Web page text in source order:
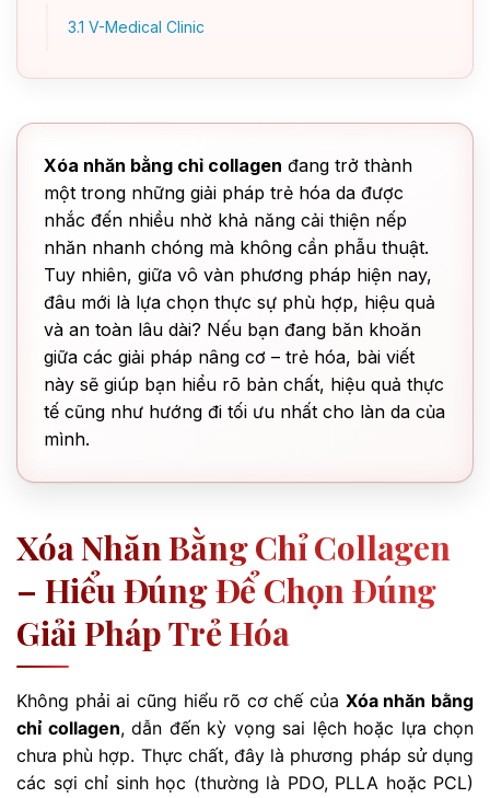
3.1 V-Medical Clinic
Xóa nhăn bằng chỉ collagen đang trở thành
một trong những giải pháp trẻ hóa da được
nhắc đến nhiều nhờ khả năng cải thiện nếp
nhăn nhanh chóng mà không cần phẫu thuật.
Tuy nhiên, giữa vô vàn phương pháp hiện nay,
đâu mới là lựa chọn thực sự phù hợp, hiệu quả
và an toàn lâu dài? Nếu bạn đang băn khoăn
giữa các giải pháp nâng cơ – trẻ hóa, bài viết
này sẽ giúp bạn hiểu rõ bản chất, hiệu quả thực
tế cũng như hướng đi tối ưu nhất cho làn da của
mình.
Xóa Nhăn Bằng Chỉ Collagen
– Hiểu Đúng Để Chọn Đúng
Giải Pháp Trẻ Hóa
Không phải ai cũng hiểu rõ cơ chế của Xóa nhăn bằng
chỉ collagen, dẫn đến kỳ vọng sai lệch hoặc lựa chọn
chưa phù hợp. Thực chất, đây là phương pháp sử dụng
các sợi chỉ sinh học (thường là PDO, PLLA hoặc PCL)